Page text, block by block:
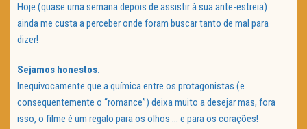
Hoje (quase uma semana depois de assistir à sua ante-estreia)
ainda me custa a perceber onde foram buscar tanto de mal para
dizer!
Sejamos honestos.
Inequivocamente que a química entre os protagonistas (e
consequentemente o “romance”) deixa muito a desejar mas, fora
isso, o filme é um regalo para os olhos … e para os corações!